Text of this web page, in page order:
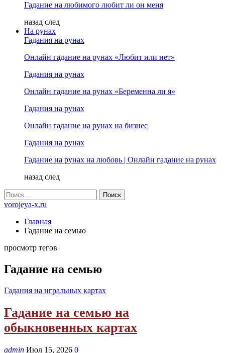
Гадание на любимого любит ли он меня
назад след
На рунах
Гадания на рунах
Онлайн гадание на рунах «Любит или нет»
Гадания на рунах
Онлайн гадание на рунах «Беременна ли я»
Гадания на рунах
Онлайн гадание на рунах на бизнес
Гадания на рунах
Гадание на рунах на любовь | Онлайн гадание на рунах
назад след
vorojeya-x.ru
Главная
Гадание на семью
просмотр тегов
Гадание на семью
Гадания на игральных картах
Гадание на семью на
обыкновенных картах
admin Июл 15, 2026 0